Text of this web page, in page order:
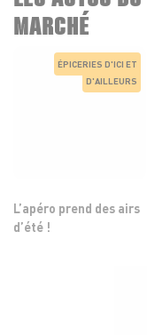
MARCHÉ
ÉPICERIES D'ICI ET
D'AILLEURS
L’apéro prend des airs
d’été !